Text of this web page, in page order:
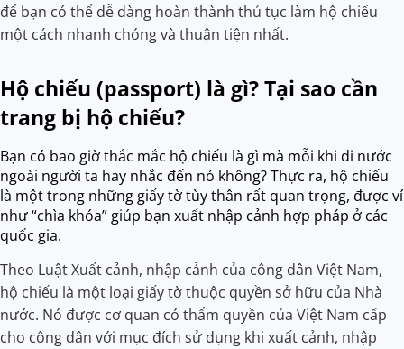
để bạn có thể dễ dàng hoàn thành thủ tục làm hộ chiếu
một cách nhanh chóng và thuận tiện nhất.
Hộ chiếu (passport) là gì? Tại sao cần
trang bị hộ chiếu?
Bạn có bao giờ thắc mắc hộ chiếu là gì mà mỗi khi đi nước
ngoài người ta hay nhắc đến nó không? Thực ra, hộ chiếu
là một trong những giấy tờ tùy thân rất quan trọng, được ví
như “chìa khóa” giúp bạn xuất nhập cảnh hợp pháp ở các
quốc gia.
Theo Luật Xuất cảnh, nhập cảnh của công dân Việt Nam,
hộ chiếu là một loại giấy tờ thuộc quyền sở hữu của Nhà
nước. Nó được cơ quan có thẩm quyền của Việt Nam cấp
cho công dân với mục đích sử dụng khi xuất cảnh, nhập